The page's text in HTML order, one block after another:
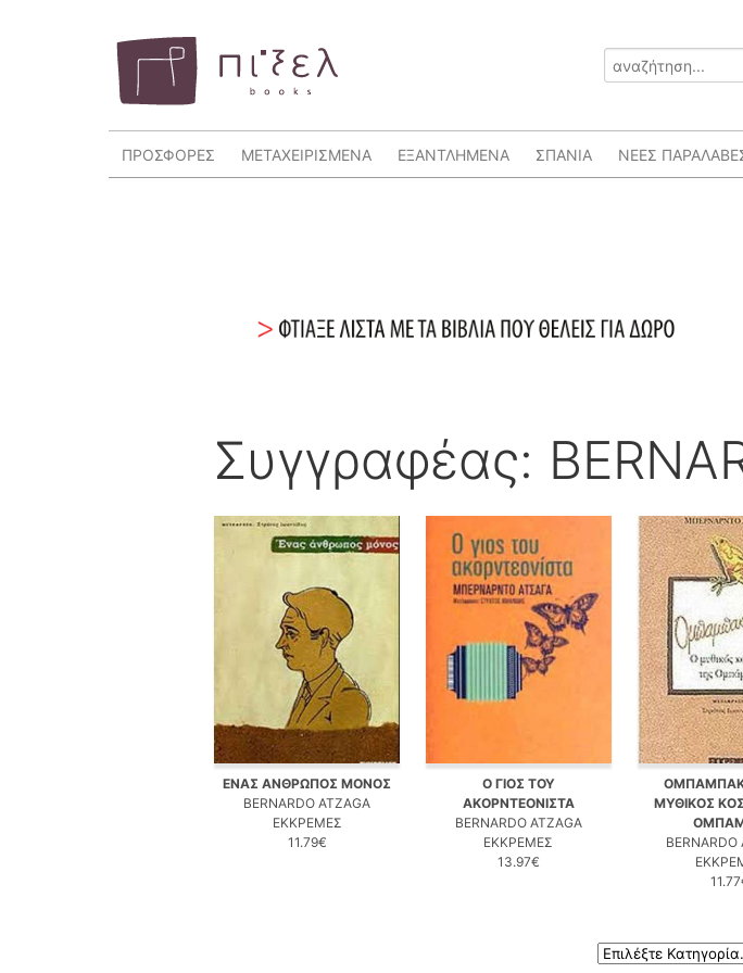
ΠΡΟΣΦΟΡΕΣ ΜΕΤΑΧΕΙΡΙΣΜΕΝΑ ΕΞΑΝΤΛΗΜΕΝΑ ΣΠΑΝΙΑ ΝΕΕΣ
Συγγραφέας:
ΕΝΑΣ ΑΝΘΡΩΠΟΣ ΜΟΝΟΣ
BERNARDO ATZAGA
ΕΚΚΡΕΜΕΣ
11.79€
Ο ΓΙΟΣ ΤΟΥ
ΑΚΟΡΝΤΕΟΝΙΣΤΑ
BERNARDO ATZAGA
ΕΚΚΡΕΜΕΣ
13.97€
ΜΥΘΙΚΟΣ
BERNARDO